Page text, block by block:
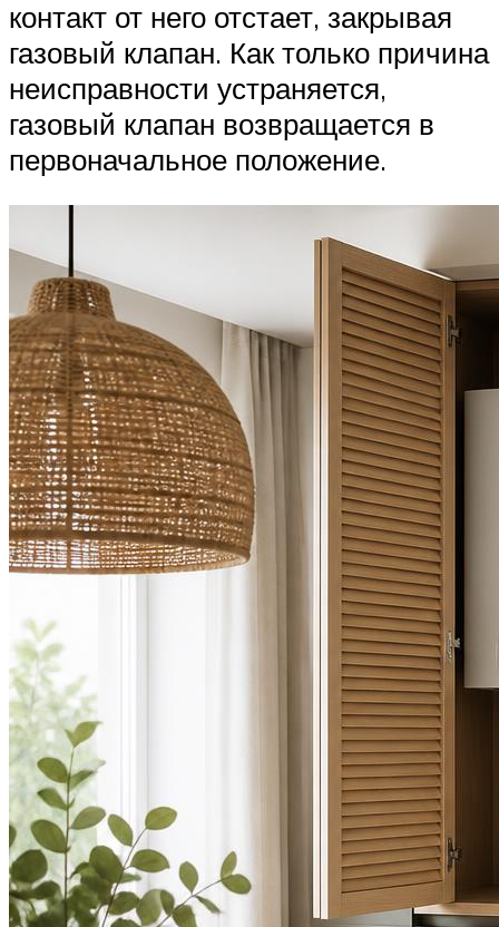
контакт от него отстает, закрывая
газовый клапан. Как только причина
неисправности устраняется,
газовый клапан возвращается в
первоначальное положение.